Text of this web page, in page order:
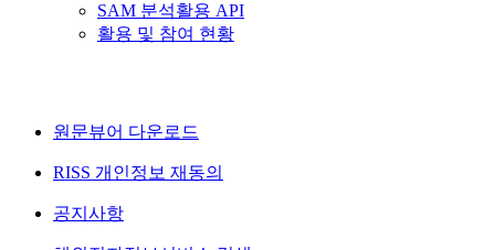
SAM 분석활용 API
활용 및 참여 현황
원문뷰어 다운로드
RISS 개인정보 재동의
공지사항